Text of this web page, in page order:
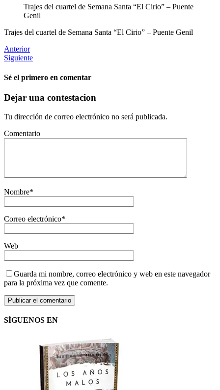
Trajes del cuartel de Semana Santa “El Cirio” – Puente
Genil
Trajes del cuartel de Semana Santa “El Cirio” – Puente Genil
Anterior
Siguiente
Sé el primero en comentar
Dejar una contestacion
Tu dirección de correo electrónico no será publicada.
Comentario
Nombre*
Correo electrónico*
Web
Guarda mi nombre, correo electrónico y web en este navegador
para la próxima vez que comente.
SÍGUENOS EN